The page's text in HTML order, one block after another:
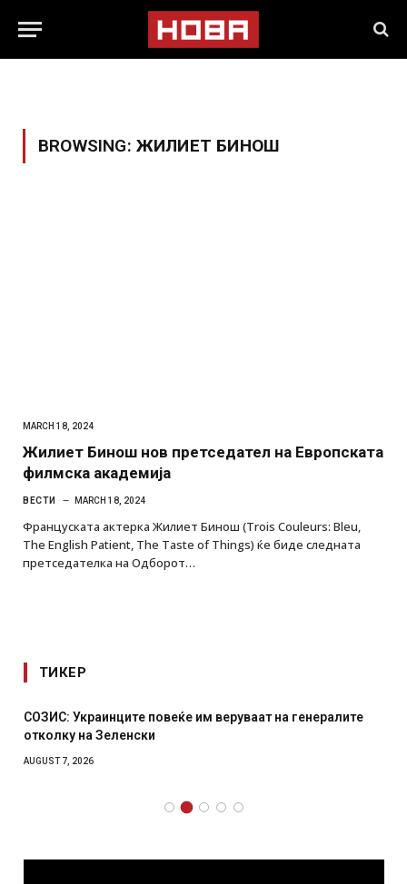
BROWSING: ЖИЛИЕТ БИНОШ
MARCH 18, 2024
Жилиет Бинош нов претседател на Европската
филмска академија
ВЕСТИ MARCH 18, 2024
Француската актерка Жилиет Бинош (Trois Couleurs: Bleu,
The English Patient, The Taste of Things) ќе биде следната
претседателка на Одборот…
ТИКЕР
СОЗИС: Украинците повеќе им веруваат на генералите
отколку на Зеленски
AUGUST 7, 2026